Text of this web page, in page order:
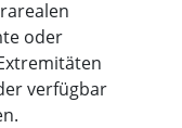
oder
verfügbar